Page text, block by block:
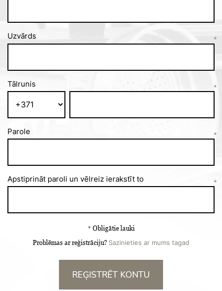
Uzvārds *
Tālrunis *
Parole *
Apstiprināt paroli un vēlreiz ierakstīt to *
* Obligātie lauki
Problēmas ar reģistrāciju? Sazinieties ar mums tagad
REĢISTRĒT KONTU